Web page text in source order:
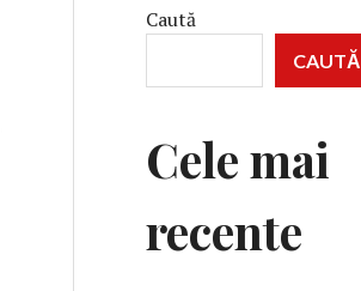
Caută
CAUTĂ
Cele mai
recente